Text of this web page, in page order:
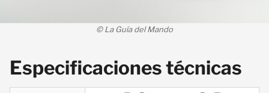
© La Guía del Mando
Especificaciones técnicas